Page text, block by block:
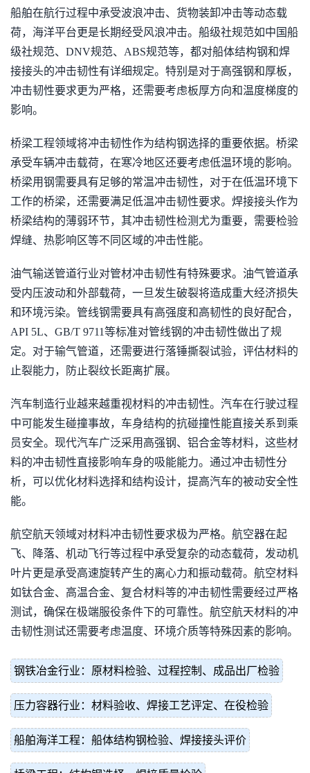
船舶在航行过程中承受波浪冲击、货物装卸冲击等动态载
荷，海洋平台更是长期经受风浪冲击。船级社规范如中国船
级社规范、DNV规范、ABS规范等，都对船体结构钢和焊
接接头的冲击韧性有详细规定。特别是对于高强钢和厚板，
冲击韧性要求更为严格，还需要考虑板厚方向和温度梯度的
影响。
桥梁工程领域将冲击韧性作为结构钢选择的重要依据。桥梁
承受车辆冲击载荷，在寒冷地区还要考虑低温环境的影响。
桥梁用钢需要具有足够的常温冲击韧性，对于在低温环境下
工作的桥梁，还需要满足低温冲击韧性要求。焊接接头作为
桥梁结构的薄弱环节，其冲击韧性检测尤为重要，需要检验
焊缝、热影响区等不同区域的冲击性能。
油气输送管道行业对管材冲击韧性有特殊要求。油气管道承
受内压波动和外部载荷，一旦发生破裂将造成重大经济损失
和环境污染。管线钢需要具有高强度和高韧性的良好配合，
API 5L、GB/T 9711等标准对管线钢的冲击韧性做出了规
定。对于输气管道，还需要进行落锤撕裂试验，评估材料的
止裂能力，防止裂纹长距离扩展。
汽车制造行业越来越重视材料的冲击韧性。汽车在行驶过程
中可能发生碰撞事故，车身结构的抗碰撞性能直接关系到乘
员安全。现代汽车广泛采用高强钢、铝合金等材料，这些材
料的冲击韧性直接影响车身的吸能能力。通过冲击韧性分
析，可以优化材料选择和结构设计，提高汽车的被动安全性
能。
航空航天领域对材料冲击韧性要求极为严格。航空器在起
飞、降落、机动飞行等过程中承受复杂的动态载荷，发动机
叶片更是承受高速旋转产生的离心力和振动载荷。航空材料
如钛合金、高温合金、复合材料等的冲击韧性需要经过严格
测试，确保在极端服役条件下的可靠性。航空航天材料的冲
击韧性测试还需要考虑温度、环境介质等特殊因素的影响。
钢铁冶金行业：原材料检验、过程控制、成品出厂检验
压力容器行业：材料验收、焊接工艺评定、在役检验
船舶海洋工程：船体结构钢检验、焊接接头评价